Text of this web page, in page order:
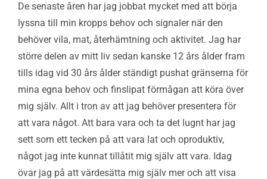
De senaste åren har jag jobbat mycket med att börja
lyssna till min kropps behov och signaler när den
behöver vila, mat, återhämtning och aktivitet. Jag har
större delen av mitt liv sedan kanske 12 års ålder fram
tills idag vid 30 års ålder ständigt pushat gränserna för
mina egna behov och finslipat förmågan att köra över
mig själv. Allt i tron av att jag behöver presentera för
att vara något. Att bara vara och ta det lugnt har jag
sett som ett tecken på att vara lat och oproduktiv,
något jag inte kunnat tillåtit mig själv att vara. Idag
övar jag på att värdesätta mig själv mer och att visa